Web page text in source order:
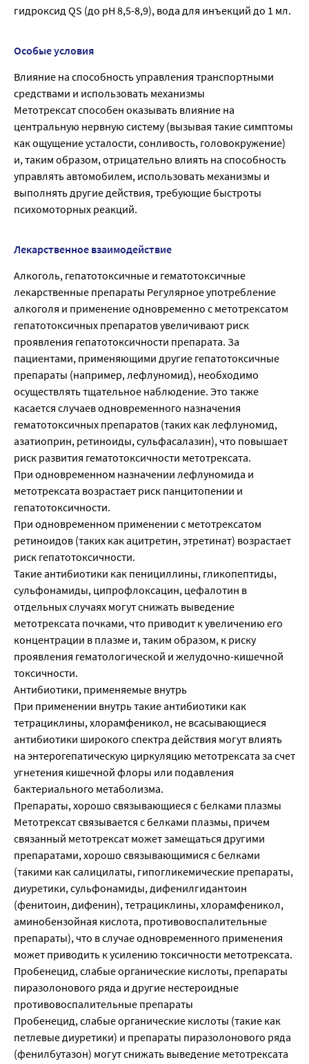
гидроксид QS (до pH 8,5-8,9), вода для инъекций до 1 мл.
Особые условия
Влияние на способность управления транспортными
средствами и использовать механизмы
Метотрексат способен оказывать влияние на
центральную нервную систему (вызывая такие симптомы
как ощущение усталости, сонливость, головокружение)
и, таким образом, отрицательно влиять на способность
управлять автомобилем, использовать механизмы и
выполнять другие действия, требующие быстроты
психомоторных реакций.
Лекарственное взаимодействие
Алкоголь, гепатотоксичные и гематотоксичные
лекарственные препараты Регулярное употребление
алкоголя и применение одновременно с метотрексатом
гепатотоксичных препаратов увеличивают риск
проявления гепатотоксичности препарата. За
пациентами, применяющими другие гепатотоксичные
препараты (например, лефлуномид), необходимо
осуществлять тщательное наблюдение. Это также
касается случаев одновременного назначения
гематотоксичных препаратов (таких как лефлуномид,
азатиоприн, ретиноиды, сульфасалазин), что повышает
риск развития гематотоксичности метотрексата.
При одновременном назначении лефлуномида и
метотрексата возрастает риск панцитопении и
гепатотоксичности.
При одновременном применении с метотрексатом
ретиноидов (таких как ацитретин, этретинат) возрастает
риск гепатотоксичности.
Такие антибиотики как пенициллины, гликопептиды,
сульфонамиды, ципрофлоксацин, цефалотин в
отдельных случаях могут снижать выведение
метотрексата почками, что приводит к увеличению его
концентрации в плазме и, таким образом, к риску
проявления гематологической и желудочно-кишечной
токсичности.
Антибиотики, применяемые внутрь
При применении внутрь такие антибиотики как
тетрациклины, хлорамфеникол, не всасывающиеся
антибиотики широкого спектра действия могут влиять
на энтерогепатическую циркуляцию метотрексата за счет
угнетения кишечной флоры или подавления
бактериального метаболизма.
Препараты, хорошо связывающиеся с белками плазмы
Метотрексат связывается с белками плазмы, причем
связанный метотрексат может замещаться другими
препаратами, хорошо связывающимися с белками
(такими как салицилаты, гипогликемические препараты,
диуретики, сульфонамиды, дифенилгидантоин
(фенитоин, дифенин), тетрациклины, хлорамфеникол,
аминобензойная кислота, противовоспалительные
препараты), что в случае одновременного применения
может приводить к усилению токсичности метотрексата.
Пробенецид, слабые органические кислоты, препараты
пиразолонового ряда и другие нестероидные
противовоспалительные препараты
Пробенецид, слабые органические кислоты (такие как
петлевые диуретики) и препараты пиразолонового ряда
(фенилбутазон) могут снижать выведение метотрексата